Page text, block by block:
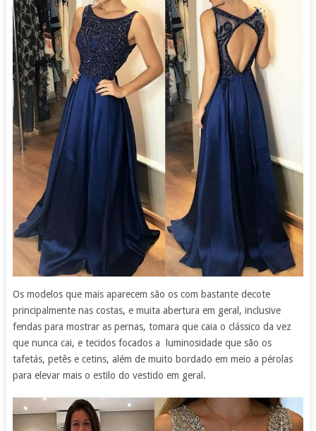
Os modelos que mais aparecem são os com bastante decote
principalmente nas costas, e muita abertura em geral, inclusive
fendas para mostrar as pernas, tomara que caia o clássico da vez
que nunca cai, e tecidos focados a luminosidade que são os
tafetás, petês e cetins, além de muito bordado em meio a pérolas
para elevar mais o estilo do vestido em geral.